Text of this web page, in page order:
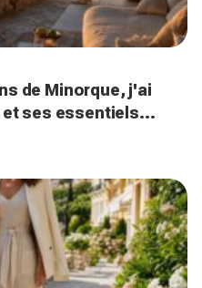
de Minorque, j'ai
ses essentiels
splendide